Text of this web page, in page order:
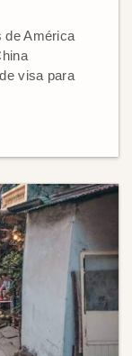
de América
visa para